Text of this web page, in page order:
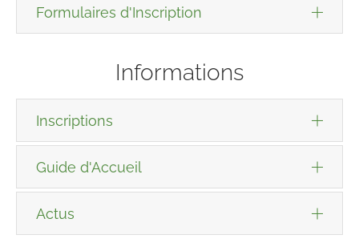
Formulaires d'Inscription
Informations
Inscriptions
Guide d'Accueil
Actus